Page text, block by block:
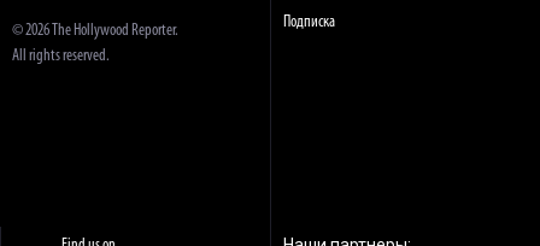
© 2026 The Hollywood Reporter.
All rights reserved.
Подписка